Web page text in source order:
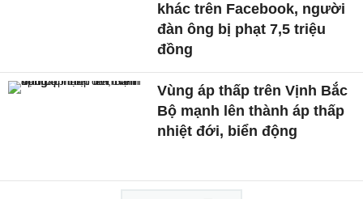
khác trên Facebook, người
đàn ông bị phạt 7,5 triệu
đồng
Vùng áp thấp trên Vịnh Bắc
Bộ mạnh lên thành áp thấp
nhiệt đới, biển động